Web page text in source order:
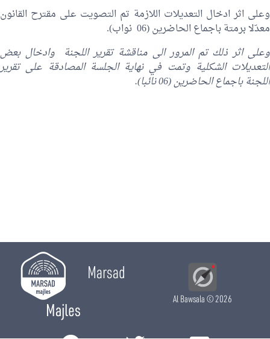
وعلى اثر ادخال التعديلات اللازمة تم التصويت على مقترح القانون
معدّلا برمتة باجماع الحاضرين (06 نواب).
وعلى اثر ذلك تم المرور الى مناقشة تقرير اللجنة وادخال بعض
التعديلات الشكلية وتمت في نهاية الجلسة المصادقة على تقرير
اللجنة باجماع الحاضرين (06 نائبا).
Marsad
Majles
Al Bawsala© 2026